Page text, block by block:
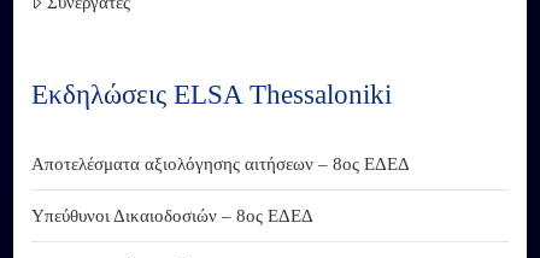
Εκδηλώσεις ELSA Thessaloniki
Αποτελέσματα αξιολόγησης αιτήσεων – 8ος ΕΔΕΔ
Υπεύθυνοι Δικαιοδοσιών – 8ος ΕΔΕΔ